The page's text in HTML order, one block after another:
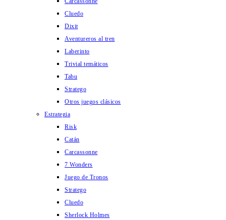
Cluedo
Dixit
Aventureros al tren
Laberinto
Trivial temáticos
Tabu
Stratego
Otros juegos clásicos
Estrategia
Risk
Catán
Carcassonne
7 Wonders
Juego de Tronos
Stratego
Cluedo
Sherlock Holmes